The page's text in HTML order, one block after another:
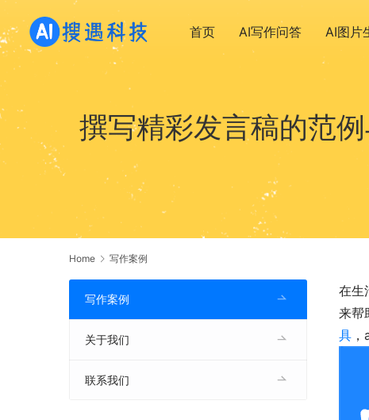
首页 AI写作问答 AI图片
撰写精彩发言稿的范
Home 写作案例
在生
来帮
具
写作案例
关于我们
联系我们